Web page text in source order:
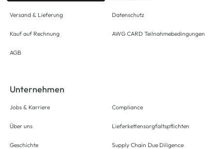
Versand & Lieferung
Kauf auf Rechnung
AGB
Datenschutz
AWG CARD Teilnahmebedingungen
Unternehmen
Jobs & Karriere
Über uns
Geschichte
Compliance
Lieferkettensorgfaltspflichten
Supply Chain Due Diligence